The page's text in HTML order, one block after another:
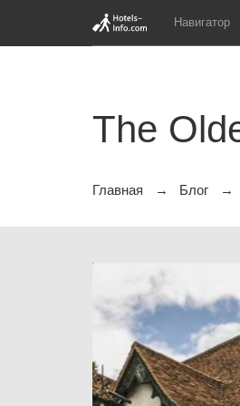
Навигатор
The
Главная Блог